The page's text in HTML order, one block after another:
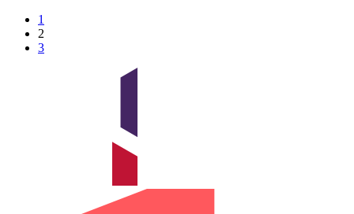
1
2
3